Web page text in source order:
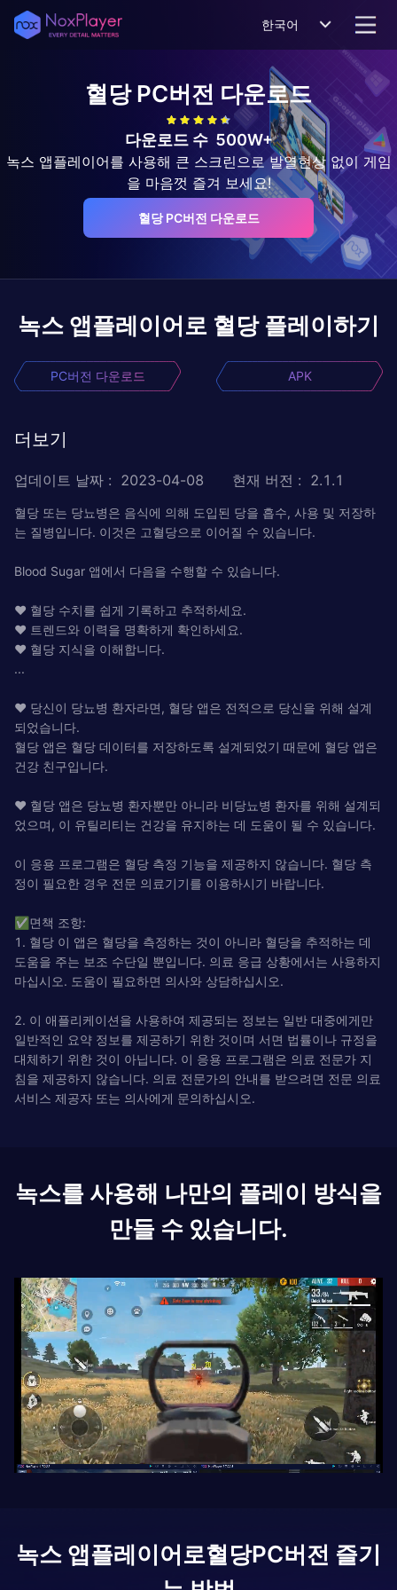
한국어
혈당PC버전 다운로드
다운로드 수 500W+
녹스 앱플레이어를 사용해 큰 스크린으로 발열현상 없이 게임
을 마음껏 즐겨 보세요!
혈당 PC버전 다운로드
녹스 앱플레이어로 혈당 플레이하기
PC버전 다운로드 APK
더보기
업데이트 날짜 : 2023-04-08 현재 버전 : 2.1.1
혈당 또는 당뇨병은 음식에 의해 도입된 당을 흡수, 사용 및 저장하
는 질병입니다. 이것은 고혈당으로 이어질 수 있습니다.
Blood Sugar 앱에서 다음을 수행할 수 있습니다.
❤ 혈당 수치를 쉽게 기록하고 추적하세요.
❤ 트렌드와 이력을 명확하게 확인하세요.
❤ 혈당 지식을 이해합니다.
...
❤ 당신이 당뇨병 환자라면, 혈당 앱은 전적으로 당신을 위해 설계
되었습니다.
혈당 앱은 혈당 데이터를 저장하도록 설계되었기 때문에 혈당 앱은
건강 친구입니다.
❤ 혈당 앱은 당뇨병 환자뿐만 아니라 비당뇨병 환자를 위해 설계되
었으며, 이 유틸리티는 건강을 유지하는 데 도움이 될 수 있습니다.
이 응용 프로그램은 혈당 측정 기능을 제공하지 않습니다. 혈당 측
정이 필요한 경우 전문 의료기기를 이용하시기 바랍니다.
✅면책 조항:
1. 혈당 이 앱은 혈당을 측정하는 것이 아니라 혈당을 추적하는 데
도움을 주는 보조 수단일 뿐입니다. 의료 응급 상황에서는 사용하지
마십시오. 도움이 필요하면 의사와 상담하십시오.
2. 이 애플리케이션을 사용하여 제공되는 정보는 일반 대중에게만
일반적인 요약 정보를 제공하기 위한 것이며 서면 법률이나 규정을
대체하기 위한 것이 아닙니다. 이 응용 프로그램은 의료 전문가 지
침을 제공하지 않습니다. 의료 전문가의 안내를 받으려면 전문 의료
서비스 제공자 또는 의사에게 문의하십시오.
녹스를 사용해 나만의 플레이 방식을
만들 수 있습니다.
녹스 앱플레이어로혈당PC버전 즐기